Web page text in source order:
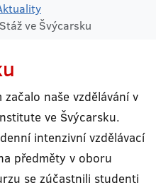
Stáž ve Švýcarsku
naše vzdělávání v
ve Švýcarsku.
intenzivní vzdělávací
předměty v oboru
se zúčastnili studenti